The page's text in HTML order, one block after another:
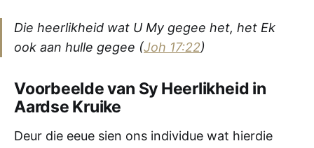
Die heerlikheid wat U My gegee het, het Ek
ook aan hulle gegee (Joh 17:22)
Voorbeelde van Sy Heerlikheid in
Aardse Kruike
Deur die eeue sien ons individue wat hierdie